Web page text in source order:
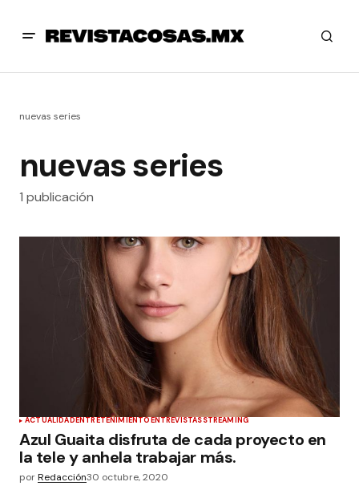
nuevas series
nuevas series
1 publicación
ACTUALIDADENTRETENIMIENTOENTREVISTASSTREAMING
Azul Guaita disfruta de cada proyecto en
la tele y anhela trabajar más.
porRedacción30 octubre, 2020